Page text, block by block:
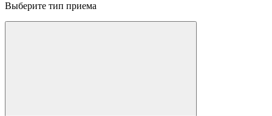
Выберите тип приема